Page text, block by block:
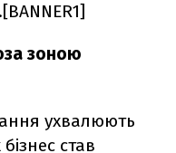
зоною
ухвалюють
став